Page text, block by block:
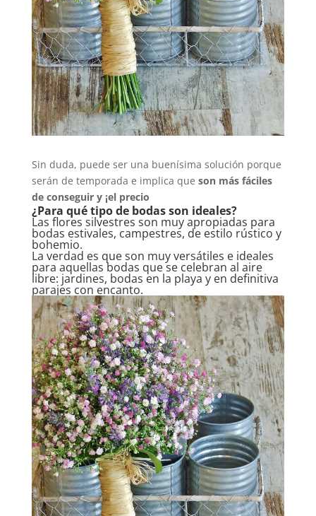
Sin duda, puede ser una buenísima solución porque
serán de temporada e implica que son más fáciles
de conseguir y ¡el precio
¿Para qué tipo de bodas son ideales?
Las flores silvestres son muy apropiadas para
bodas estivales, campestres, de estilo rústico y
bohemio.
La verdad es que son muy versátiles e ideales
para aquellas bodas que se celebran al aire
libre: jardines, bodas en la playa y en definitiva
parajes con encanto.